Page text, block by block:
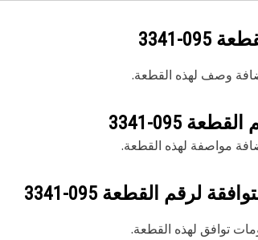
095-3341
وصف لهذه القطعة.
القطعة 095-3341
مواصفة لهذه القطعة.
لرقم القطعة 095-3341
توافق لهذه القطعة.